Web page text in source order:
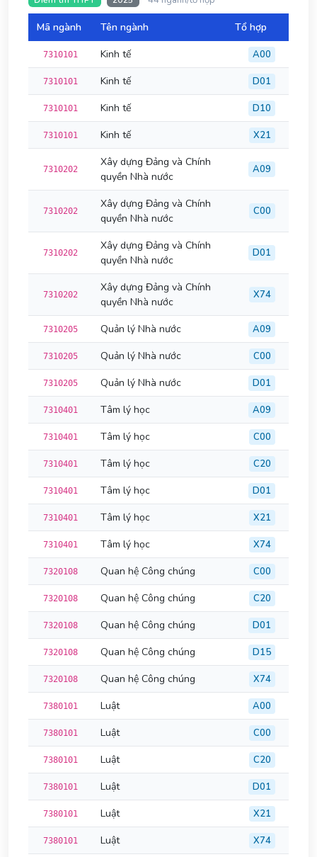
Mã ngành Tên ngành Tổ hợp
7310101 Kinh tế A00
7310101 Kinh tế D01
7310101 Kinh tế D10
7310101 Kinh tế X21
7310202
Xây dựng Đảng và Chính
quyền Nhà nước
A09
7310202
Xây dựng Đảng và Chính
quyền Nhà nước
C00
7310202
Xây dựng Đảng và Chính
quyền Nhà nước
D01
7310202
Xây dựng Đảng và Chính
quyền Nhà nước
X74
7310205 Quản lý Nhà nước A09
7310205 Quản lý Nhà nước C00
7310205 Quản lý Nhà nước D01
7310401 Tâm lý học A09
7310401 Tâm lý học C00
7310401 Tâm lý học C20
7310401 Tâm lý học D01
7310401 Tâm lý học X21
7310401 Tâm lý học X74
7320108 Quan hệ Công chúng C00
7320108 Quan hệ Công chúng C20
7320108 Quan hệ Công chúng D01
7320108 Quan hệ Công chúng D15
7320108 Quan hệ Công chúng X74
7380101 Luật A00
7380101 Luật C00
7380101 Luật C20
7380101 Luật D01
7380101 Luật X21
7380101 Luật X74